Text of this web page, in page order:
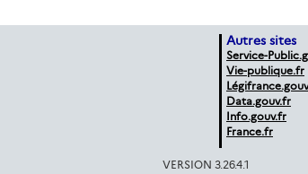
Autres sites
Service-
Vie-publique.fr
Data.gouv.fr
Info.gouv.fr
France.fr
VERSION 3.26.4.1